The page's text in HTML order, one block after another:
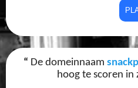
“ De domeinnaam
hoog te scoren in